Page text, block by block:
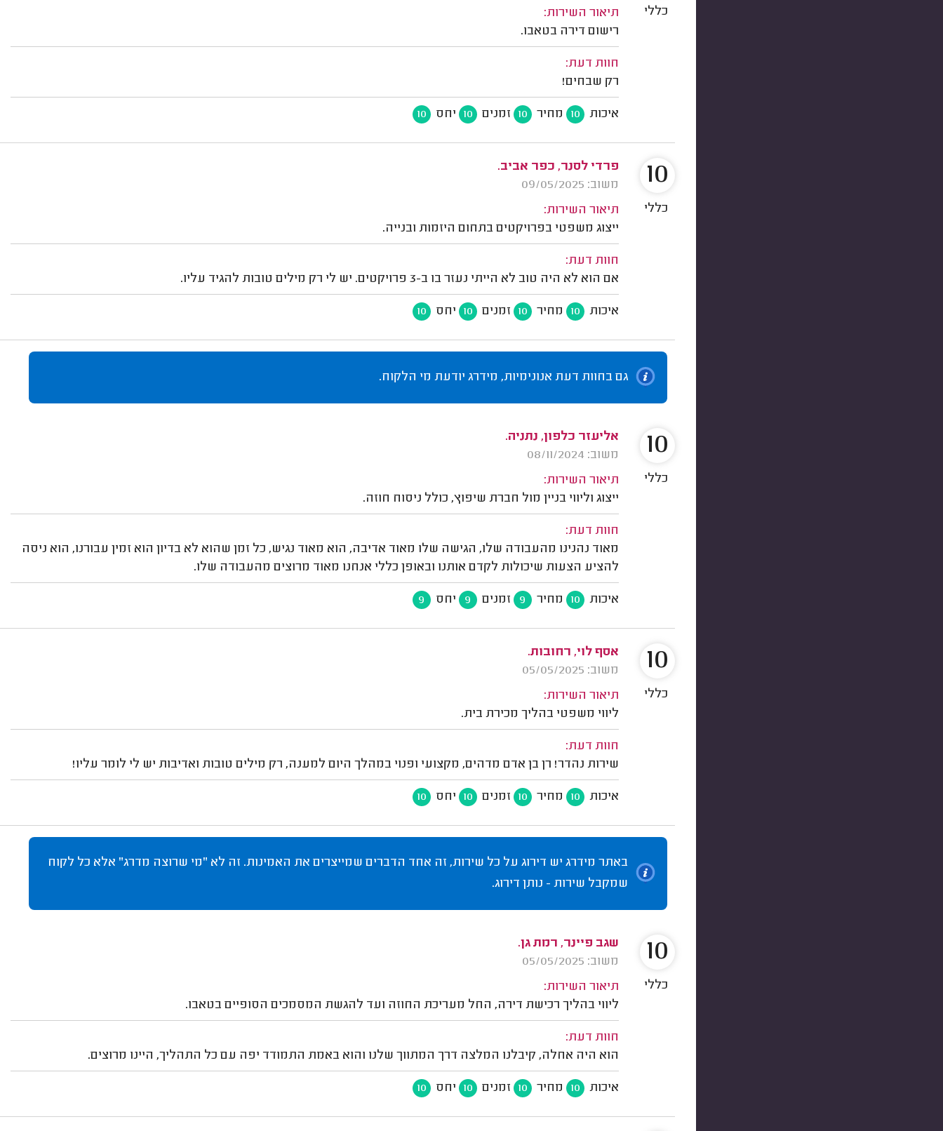
תיאור השירות:
רישום דירה בטאבו.
חוות דעת:
רק שבחים!
איכות 10 מחיר 10 זמנים 10 יחס 10
כללי
פרדי לסנר, כפר אביב.
משוב: 09/05/2025
תיאור השירות:
ייצוג משפטי בפרויקטים בתחום היזמות ובנייה.
חוות דעת:
אם הוא לא היה טוב לא הייתי נעזר בו ב-3 פרויקטים. יש לי רק מילים טובות להגיד עליו.
איכות 10 מחיר 10 זמנים 10 יחס 10
10
כללי
גם בחוות דעת אנונימיות, מידרג יודעת מי הלקוח.
אליעזר כלפון, נתניה.
משוב: 08/11/2024
תיאור השירות:
ייצוג וליווי בניין מול חברת שיפוץ, כולל ניסוח חוזה.
חוות דעת:
מאוד נהנינו מהעבודה שלו, הגישה שלו מאוד אדיבה, הוא מאוד נגיש, כל זמן שהוא לא בדיון הוא זמין עבורנו, הוא ניסה
להציע הצעות שיכולות לקדם אותנו ובאופן כללי אנחנו מאוד מרוצים מהעבודה שלו.
איכות 10 מחיר 9 זמנים 9 יחס 9
10
כללי
אסף לוי, רחובות.
משוב: 05/05/2025
תיאור השירות:
ליווי משפטי בהליך מכירת בית.
חוות דעת:
שירות נהדר! רן בן אדם מדהים, מקצועי ופנוי במהלך היום למענה, רק מילים טובות ואדיבות יש לי לומר עליו!
איכות 10 מחיר 10 זמנים 10 יחס 10
10
כללי
באתר מידרג יש דירוג על כל שירות, זה אחד הדברים שמייצרים את האמינות. זה לא "מי שרוצה מדרג" אלא כל לקוח
שמקבל שירות - נותן דירוג.
שגב פיינר, רמת גן.
משוב: 05/05/2025
תיאור השירות:
ליווי בהליך רכישת דירה, החל מעריכת החוזה ועד להגשת המסמכים הסופיים בטאבו.
חוות דעת:
הוא היה אחלה, קיבלנו המלצה דרך המתווך שלנו והוא באמת התמודד יפה עם כל התהליך, היינו מרוצים.
איכות 10 מחיר 10 זמנים 10 יחס 10
10
כללי